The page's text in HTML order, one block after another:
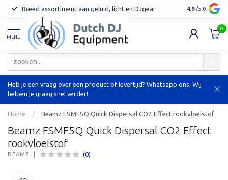
Breed assortiment aan geluid, licht en DJgear Tot 7 jaar
4.9 /5.0
MENU
0
Heb je een vraag over een product of levertijd? Whatsapp ons. Wij
helpen je graag snel verder!
Home / Beamz FSMF5Q Quick Dispersal CO2 Effect rookvloeistof
Beamz FSMF5Q Quick Dispersal CO2 Effect
rookvloeistof
BEAMZ (0)